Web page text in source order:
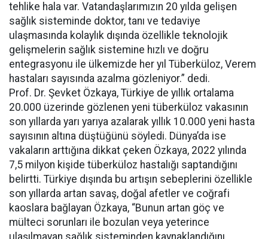
tehlike hala var. Vatandaşlarımızın 20 yılda gelişen
sağlık sisteminde doktor, tanı ve tedaviye
ulaşmasında kolaylık dışında özellikle teknolojik
gelişmelerin sağlık sistemine hızlı ve doğru
entegrasyonu ile ülkemizde her yıl Tüberküloz, Verem
hastaları sayısında azalma gözleniyor.” dedi.
Prof. Dr. Şevket Özkaya, Türkiye de yıllık ortalama
20.000 üzerinde gözlenen yeni tüberküloz vakasının
son yıllarda yarı yarıya azalarak yıllık 10.000 yeni hasta
sayısının altına düştüğünü söyledi. Dünya’da ise
vakaların arttığına dikkat çeken Özkaya, 2022 yılında
7,5 milyon kişide tüberküloz hastalığı saptandığını
belirtti. Türkiye dışında bu artışın sebeplerini özellikle
son yıllarda artan savaş, doğal afetler ve coğrafi
kaoslara bağlayan Özkaya, “Bunun artan göç ve
mülteci sorunları ile bozulan veya yeterince
ulaşılmayan sağlık sisteminden kaynaklandığını